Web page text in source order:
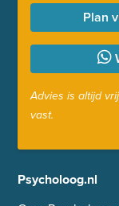
Plan
Advies is altijd
vast.
Psycholoog.nl